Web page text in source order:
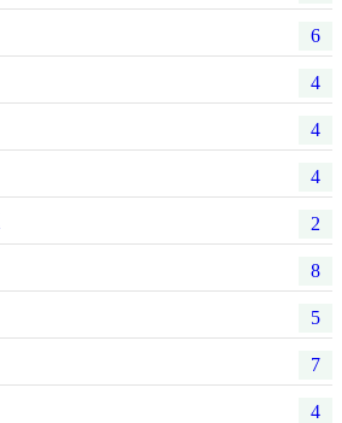
6
4
4
4
2
8
5
7
4